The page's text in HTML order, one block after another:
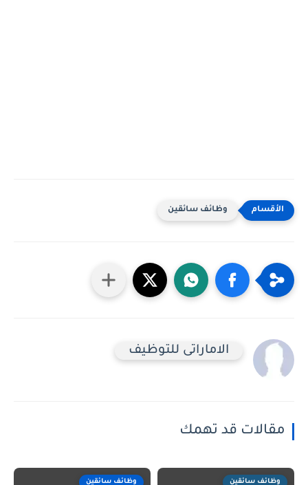
وظائف سائقين
الاماراتى للتوظيف
مقالات قد تهمك
وظائف سائقين وظائف سائقين